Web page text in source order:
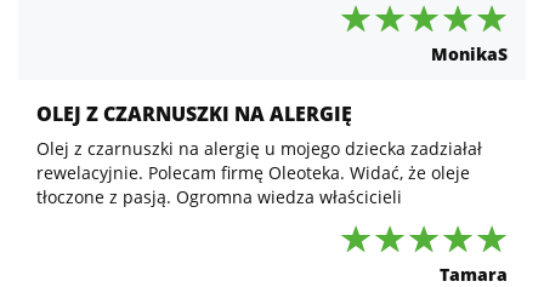
MonikaS
OLEJ Z CZARNUSZKI NA ALERGIĘ
Olej z czarnuszki na alergię u mojego dziecka zadziałał
rewelacyjnie. Polecam firmę Oleoteka. Widać, że oleje
tłoczone z pasją. Ogromna wiedza właścicieli
Tamara